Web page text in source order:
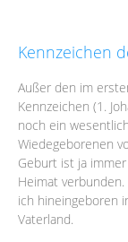
Kennzeichen
Außer den im
Kennzeichen (1.
noch ein
Wiedegeborenen
Geburt ist ja
Heimat
ich hineingeboren
Vaterland.